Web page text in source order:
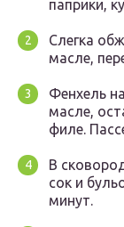
паприки,
Слегка
масле,
Фенхель
масле,
филе.
В
сок и
минут.